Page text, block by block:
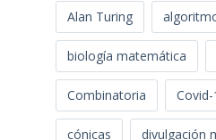
Alan Turing
biología matemática
Combinatoria Covid-
cónicas divulgación